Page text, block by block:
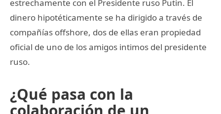
estrechamente con el Presidente ruso Putin. El
dinero hipotéticamente se ha dirigido a través de
compañías offshore, dos de ellas eran propiedad
oficial de uno de los amigos intimos del presidente
ruso.
¿Qué pasa con la